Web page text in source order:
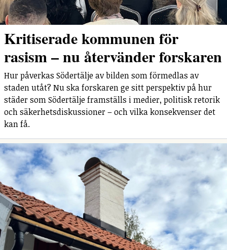
Kritiserade kommunen för
rasism – nu återvänder forskaren
Hur påverkas Södertälje av bilden som förmedlas av
staden utåt? Nu ska forskaren ge sitt perspektiv på hur
städer som Södertälje framställs i medier, politisk retorik
och säkerhetsdiskussioner – och vilka konsekvenser det
kan få.